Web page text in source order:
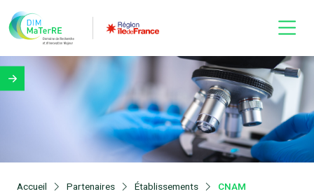
Accueil Partenaires Établissements CNAM